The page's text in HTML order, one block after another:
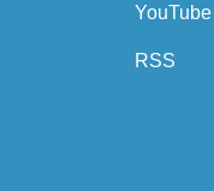
YouTube
RSS